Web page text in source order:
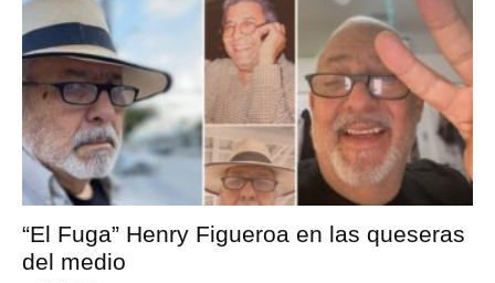
“El Fuga” Henry Figueroa en las queseras
del medio